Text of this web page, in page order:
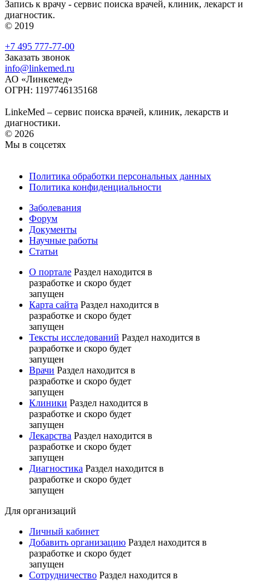
Запись к врачу - сервис поиска врачей, клиник, лекарст и
диагностик.
© 2019
+7 495 777-77-00
Заказать звонок
info@linkemed.ru
АО «Линкемед»
ОГРН: 1197746135168
LinkeMed – сервис поиска врачей, клиник, лекарств и
диагностики.
© 2026
Мы в соцсетях
Политика обработки персональных данных
Политика конфиденциальности
Заболевания
Форум
Документы
Научные работы
Статьи
О портале Раздел находится в
разработке и скоро будет
запущен
Карта сайта Раздел находится в
разработке и скоро будет
запущен
Тексты исследований Раздел находится в
разработке и скоро будет
запущен
Врачи Раздел находится в
разработке и скоро будет
запущен
Клиники Раздел находится в
разработке и скоро будет
запущен
Лекарства Раздел находится в
разработке и скоро будет
запущен
Диагностика Раздел находится в
разработке и скоро будет
запущен
Для организаций
Личный кабинет
Добавить организацию Раздел находится в
разработке и скоро будет
запущен
Сотрудничество Раздел находится в